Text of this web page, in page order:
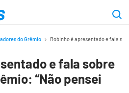
do Grêmio Robinho é apresentado e fala
e fala sobre
“Não pensei